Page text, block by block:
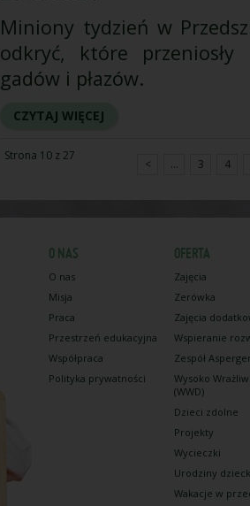
Miniony tydzień w
odkryć, które
gadów i płazów.
CZYTAJ WIĘCEJ
Strona 10 z 27
< ... 3 4
O NAS
O nas
Misja
Praca
Przestrzeń edukacyjna
Współpraca
Polityka prywatności
OFERTA
Zajęcia
Zerówka
Zajęcia
Wspieranie
Zespół
Wysoko
(WWD)
Dzieci zdolne
Projekty
Wycieczki
Urodziny
Wakacje w